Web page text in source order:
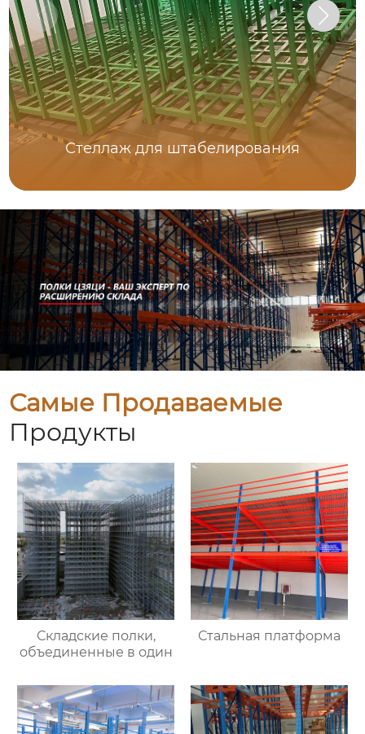
Стеллаж для штабелирования
Самые Продаваемые
Продукты
Складские полки,
объединенные в один
Стальная платформа